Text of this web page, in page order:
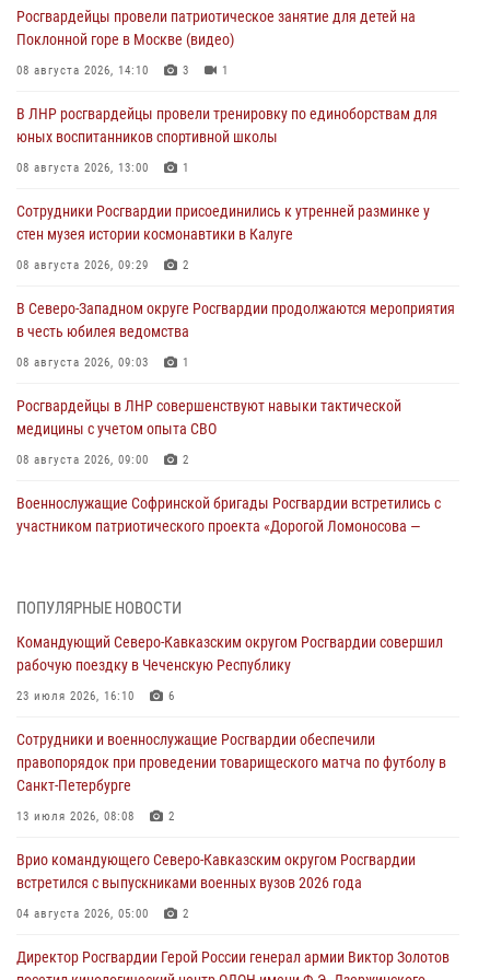
Росгвардейцы провели патриотическое занятие для детей на
Поклонной горе в Москве (видео)
08 августа 2026, 14:10 3 1
В ЛНР росгвардейцы провели тренировку по единоборствам для
юных воспитанников спортивной школы
08 августа 2026, 13:00 1
Сотрудники Росгвардии присоединились к утренней разминке у
стен музея истории космонавтики в Калуге
08 августа 2026, 09:29 2
В Северо-Западном округе Росгвардии продолжаются мероприятия
в честь юбилея ведомства
08 августа 2026, 09:03 1
Росгвардейцы в ЛНР совершенствуют навыки тактической
медицины с учетом опыта СВО
08 августа 2026, 09:00 2
Военнослужащие Софринской бригады Росгвардии встретились с
участником патриотического проекта «Дорогой Ломоносова —
Кузбассе
08 августа 2026, 07:00
исполнилось 20 лет
08 августа 2026, 07:00
В Кабардино-Балкарии сотрудники Росгвардии провели турнир по
08 августа 2026, 07:00
В Москве росгвардейцы оказали помощь медикам и девушке с
08 августа 2026, 06:32 1
ПОПУЛЯРНЫЕ НОВОСТИ
Командующий Северо-Кавказским округом Росгвардии совершил
рабочую поездку в Чеченскую Республику
23 июля 2026, 16:10 6
Сотрудники и военнослужащие Росгвардии обеспечили
правопорядок при проведении товарищеского матча по футболу в
Санкт-Петербурге
13 июля 2026, 08:08 2
Врио командующего Северо-Кавказским округом Росгвардии
встретился с выпускниками военных вузов 2026 года
04 августа 2026, 05:00 2
Директор Росгвардии Герой России генерал армии Виктор Золотов